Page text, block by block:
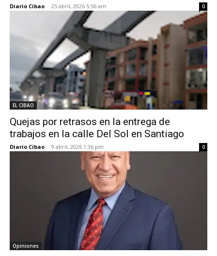
Diario Cibao - 25 abril, 2026 5:56 am 0
EL CIBAO
Quejas por retrasos en la entrega de
trabajos en la calle Del Sol en Santiago
Diario Cibao - 9 abril, 2026 1:36 pm 0
Opiniones